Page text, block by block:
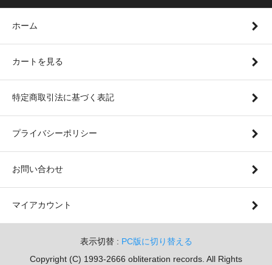
ホーム
カートを見る
特定商取引法に基づく表記
プライバシーポリシー
お問い合わせ
マイアカウント
表示切替 : PC版に切り替える
Copyright (C) 1993-2666 obliteration records. All Rights